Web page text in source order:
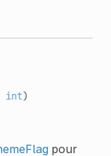
int)
pour